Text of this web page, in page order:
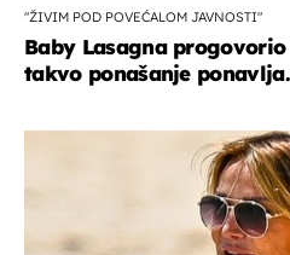
"ŽIVIM POD POVEĆALOM JAVNOSTI"
Baby Lasagna
takvo ponašanje